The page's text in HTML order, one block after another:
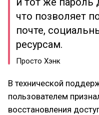
что позволяет
почте,
ресурсам.
Просто Хэнк
В технической
пользователем
восстановления